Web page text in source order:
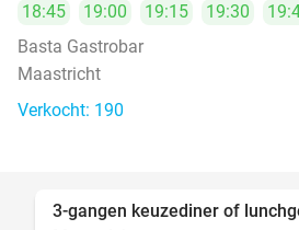
18:45
19:00 19:15 19:30
Basta Gastrobar
Maastricht
Verkocht: 190
3-gangen keuzediner of